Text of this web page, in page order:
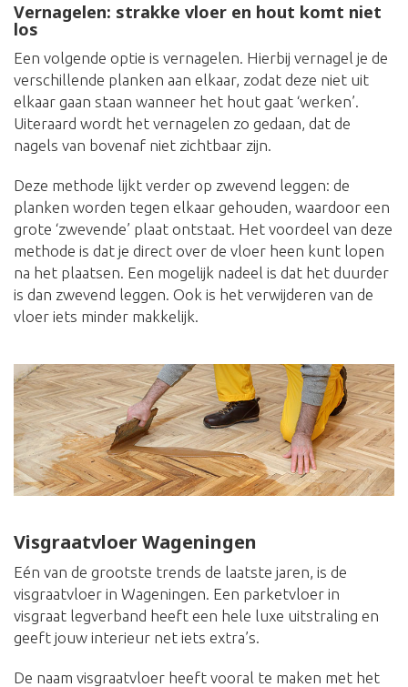
Vernagelen: strakke vloer en hout komt niet
los
Een volgende optie is vernagelen. Hierbij vernagel je de
verschillende planken aan elkaar, zodat deze niet uit
elkaar gaan staan wanneer het hout gaat ‘werken’.
Uiteraard wordt het vernagelen zo gedaan, dat de
nagels van bovenaf niet zichtbaar zijn.
Deze methode lijkt verder op zwevend leggen: de
planken worden tegen elkaar gehouden, waardoor een
grote ‘zwevende’ plaat ontstaat. Het voordeel van deze
methode is dat je direct over de vloer heen kunt lopen
na het plaatsen. Een mogelijk nadeel is dat het duurder
is dan zwevend leggen. Ook is het verwijderen van de
vloer iets minder makkelijk.
Visgraatvloer Wageningen
Eén van de grootste trends de laatste jaren, is de
visgraatvloer in Wageningen. Een parketvloer in
visgraat legverband heeft een hele luxe uitstraling en
geeft jouw interieur net iets extra’s.
De naam visgraatvloer heeft vooral te maken met het